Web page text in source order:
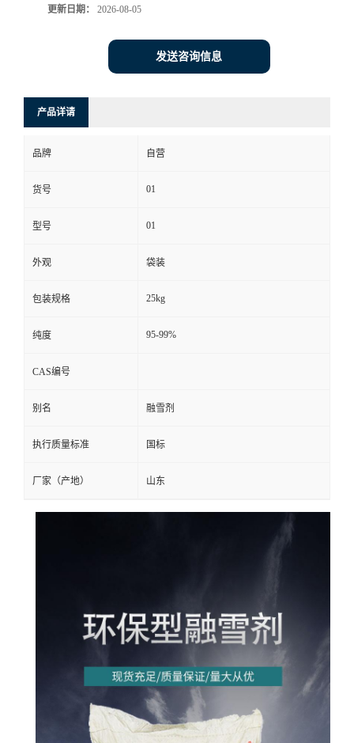
更新日期： 2026-08-05
发送咨询信息
产品详请
品牌 自营
货号 01
型号 01
外观 袋装
包装规格 25kg
纯度 95-99%
CAS编号
别名 融雪剂
执行质量标准 国标
厂家（产地） 山东